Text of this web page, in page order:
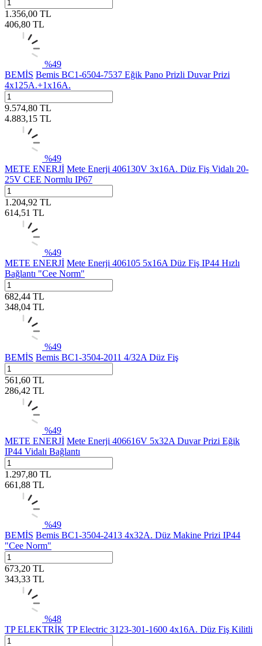
1.356,00 TL
406,80 TL
%49
BEMİS Bemis BC1-6504-7537 Eğik Pano Prizli Duvar Prizi
4x125A.+1x16A.
9.574,80 TL
4.883,15 TL
%49
METE ENERJİ Mete Enerji 406130V 3x16A. Düz Fiş Vidalı 20-
25V CEE Normlu IP67
1.204,92 TL
614,51 TL
%49
METE ENERJİ Mete Enerji 406105 5x16A Düz Fiş IP44 Hızlı
Bağlantı "Cee Norm"
682,44 TL
348,04 TL
%49
BEMİS Bemis BC1-3504-2011 4/32A Düz Fiş
561,60 TL
286,42 TL
%49
METE ENERJİ Mete Enerji 406616V 5x32A Duvar Prizi Eğik
IP44 Vidalı Bağlantı
1.297,80 TL
661,88 TL
%49
BEMİS Bemis BC1-3504-2413 4x32A. Düz Makine Prizi IP44
"Cee Norm"
673,20 TL
343,33 TL
%48
TP ELEKTRİK TP Electric 3123-301-1600 4x16A. Düz Fiş Kilitli